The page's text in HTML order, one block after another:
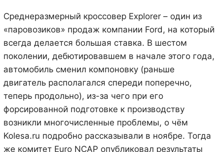
Среднеразмерный кроссовер Explorer – один из
«паровозиков» продаж компании Ford, на который
всегда делается большая ставка. В шестом
поколении, дебютировавшем в начале этого года,
автомобиль сменил компоновку (раньше
двигатель располагался спереди поперечно,
теперь продольно), из-за чего при его
форсированной подготовке к производству
возникли многочисленные проблемы, о чём
Kolesa.ru подробно рассказывали в ноябре. Тогда
же комитет Euro NCAP опубликовал результаты